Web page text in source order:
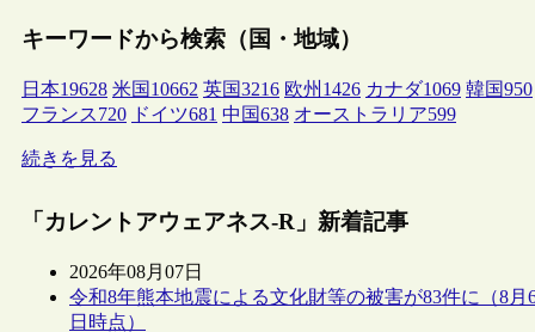
キーワードから検索（国・地域）
日本19628 米国 10662 英国3216 欧州 1426 カナダ1069 韓国950
フランス720 ドイツ681 中国638 オーストラリア599
続きを見る
「カレントアウェアネス-R」新着記事
2026年08月07日
令和8年熊本地震による文化財等の被害が83件に（8月
日時点）